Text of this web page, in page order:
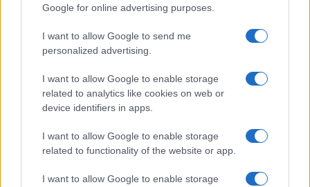
Google for online advertising purposes.
I want to allow Google to send me
personalized advertising.
I want to allow Google to enable storage
related to analytics like cookies on web or
device identifiers in apps.
I want to allow Google to enable storage
related to functionality of the website or app.
I want to allow Google to enable storage
Brent chute de 8,3 % : le pétrole en net repli malgré un or
résilient
NEWS